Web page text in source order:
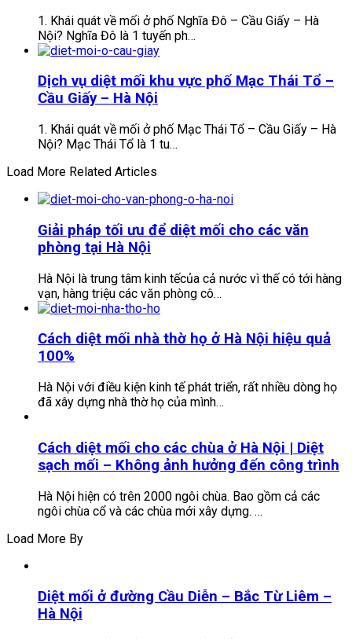
1. Khái quát về mối ở phố Nghĩa Đô – Cầu Giấy – Hà
Nội? Nghĩa Đô là 1 tuyến ph…
Dịch vụ diệt mối khu vực phố Mạc Thái Tổ –
Cầu Giấy – Hà Nội
1. Khái quát về mối ở phố Mạc Thái Tổ – Cầu Giấy – Hà
Nội? Mạc Thái Tổ là 1 tu…
Load More Related Articles
Giải pháp tối ưu để diệt mối cho các văn
phòng tại Hà Nội
Hà Nội là trung tâm kinh tếcủa cả nước vì thế có tới hàng
vạn, hàng triệu các văn phòng cô…
Cách diệt mối nhà thờ họ ở Hà Nội hiệu quả
100%
Hà Nội với điều kiện kinh tế phát triển, rất nhiều dòng họ
đã xây dựng nhà thờ họ của mình…
Cách diệt mối cho các chùa ở Hà Nội | Diệt
sạch mối – Không ảnh hưởng đến công trình
Hà Nội hiện có trên 2000 ngôi chùa. Bao gồm cả các
ngôi chùa cổ và các chùa mới xây dựng. …
Load More By
Diệt mối ở đường Cầu Diễn – Bắc Từ Liêm –
Hà Nội